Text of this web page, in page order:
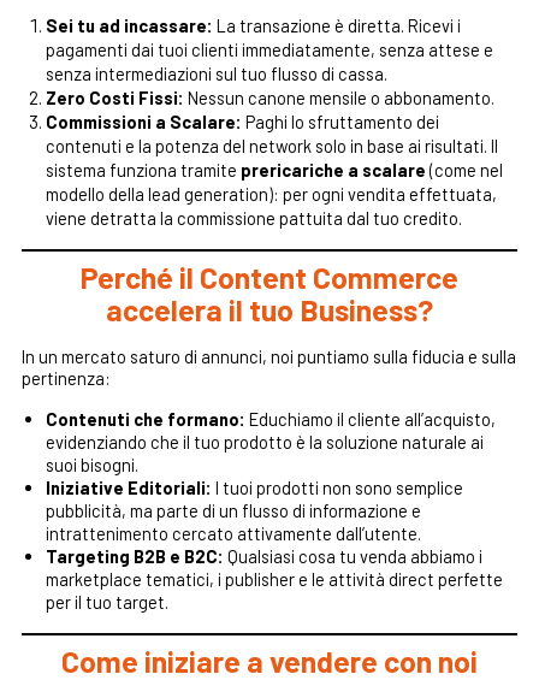
Sei tu ad incassare: La transazione è diretta. Ricevi i
pagamenti dai tuoi clienti immediatamente, senza attese e
senza intermediazioni sul tuo flusso di cassa.
Zero Costi Fissi: Nessun canone mensile o abbonamento.
Commissioni a Scalare: Paghi lo sfruttamento dei
contenuti e la potenza del network solo in base ai risultati. Il
sistema funziona tramite prericariche a scalare(come nel
modello della lead generation): per ogni vendita effettuata,
viene detratta la commissione pattuita dal tuo credito.
Perché il Content Commerce
accelera il tuo Business?
In un mercato saturo di annunci, noi puntiamo sulla fiducia e sulla
pertinenza:
Contenuti che formano: Educhiamo il cliente all’acquisto,
evidenziando che il tuo prodotto è la soluzione naturale ai
suoi bisogni.
Iniziative Editoriali: I tuoi prodotti non sono semplice
pubblicità, ma parte di un flusso di informazione e
intrattenimento cercato attivamente dall’utente.
Targeting B2B e B2C: Qualsiasi cosa tu venda abbiamo i
marketplace tematici, i publisher e le attività direct perfette
per il tuo target.
Come iniziare a vendere con noi